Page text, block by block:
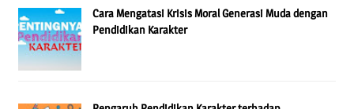
Cara Mengatasi Krisis Moral Generasi Muda dengan
Pendidikan Karakter